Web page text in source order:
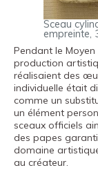
Sceau
empreinte,
Pendant le
production
réalisaient des
individuelle était
comme un
un élément
sceaux officiels
des papes
domaine
au créateur.